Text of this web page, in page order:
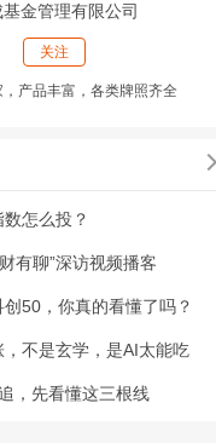
基金管理有限公司
关注
，产品丰富，各类牌照齐全
怎么投？
有聊”深访视频播客
50，你真的看懂了吗？
不是玄学，是AI太能吃
，先看懂这三根线